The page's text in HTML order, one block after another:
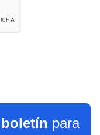
para